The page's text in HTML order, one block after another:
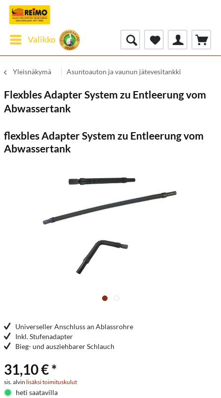
Valikko
Yleisnäkymä Asuntoauton ja vaunun jätevesitankki
Flexbles Adapter System zu Entleerung vom
Abwassertank
flexbles Adapter System zu Entleerung vom
Abwassertank
Universeller Anschluss an Ablassrohre
Inkl. Stufenadapter
Bieg- und ausziehbarer Schlauch
31,10 € *
sis. alvin lisäksi toimituskulut
heti saatavilla